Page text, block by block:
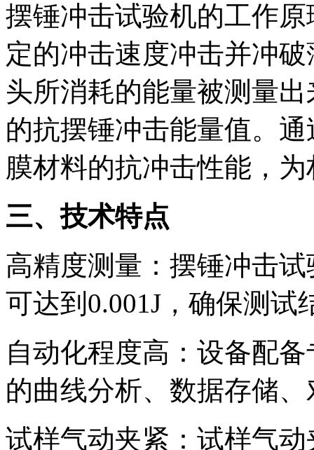
摆锤冲击试验机的工作
定的冲击速度冲击并冲
头所消耗的能量被测量
的抗摆锤冲击能量值。
膜材料的抗冲击性能，
三、技术特点
高精度测量：摆锤冲击
可达到0.001J，确保测试
自动化程度高：设备配
的曲线分析、数据存储
试样气动夹紧：试样气